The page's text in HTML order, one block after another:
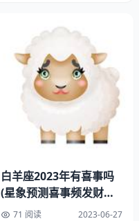
白羊座2023年有喜事吗
(星象预测喜事频发财运
亨通)71 阅读 2023-06-27